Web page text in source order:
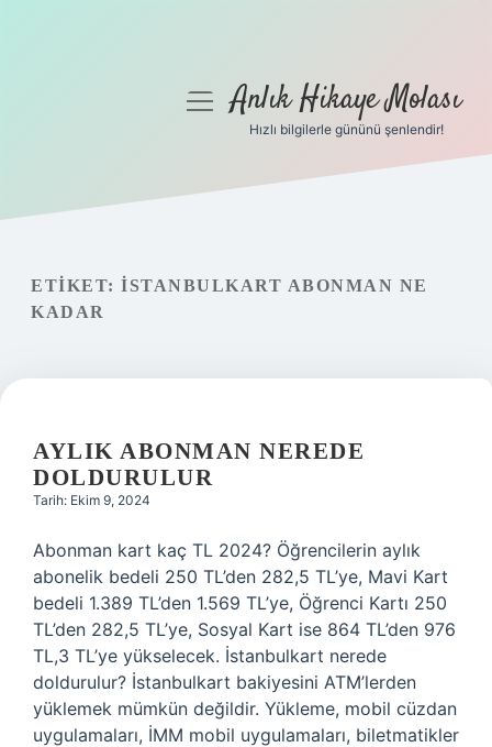
Gizlilik Politikası
Hakkımızda
menüyüAnlık Hikaye Molası
Hızlı bilgilerle gününü şenlendir!
ETIKET: İSTANBULKART ABONMAN NE
KADAR
AYLIK ABONMAN NEREDE
DOLDURULUR
Tarih: Ekim 9, 2024
Abonman kart kaç TL 2024? Öğrencilerin aylık
abonelik bedeli 250 TL’den 282,5 TL’ye, Mavi Kart
bedeli 1.389 TL’den 1.569 TL’ye, Öğrenci Kartı 250
TL’den 282,5 TL’ye, Sosyal Kart ise 864 TL’den 976
TL,3 TL’ye yükselecek. İstanbulkart nerede
doldurulur? İstanbulkart bakiyesini ATM’lerden
yüklemek mümkün değildir. Yükleme, mobil cüzdan
uygulamaları, İMM mobil uygulamaları, biletmatikler